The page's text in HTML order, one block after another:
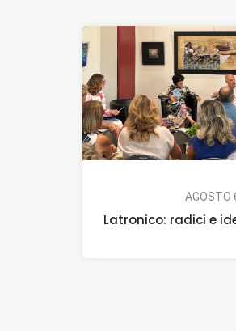
AGOSTO
Latronico: radici e